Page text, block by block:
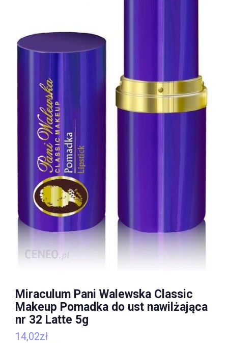
Miraculum Pani Walewska Classic
Makeup Pomadka do ust nawilżająca
nr 32 Latte 5g
14,02zł